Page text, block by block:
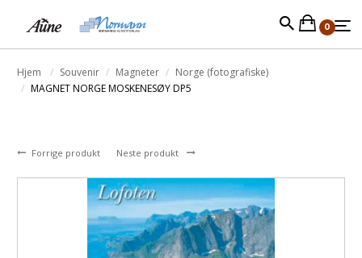
0
Hjem Souvenir Magneter
Norge (fotografiske)
MAGNET NORGE MOSKENESØY DP5
Forrige produkt Neste produkt